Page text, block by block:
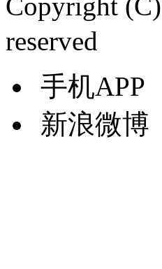
Copyright
reserved
手机APP
新浪微博